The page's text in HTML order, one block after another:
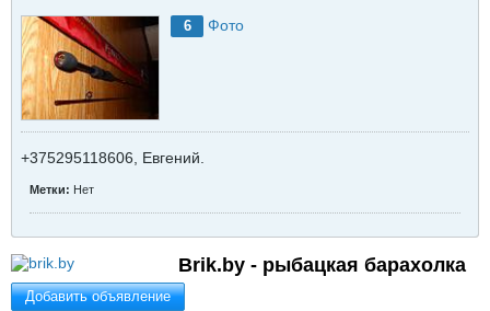
6 Фото
+375295118606, Евгений.
Метки: Нет
Brik.by - рыбацкая барахолка
Добавить объявление